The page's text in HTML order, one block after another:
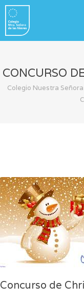
CONCURSO
Colegio Nuestra
Concurso de